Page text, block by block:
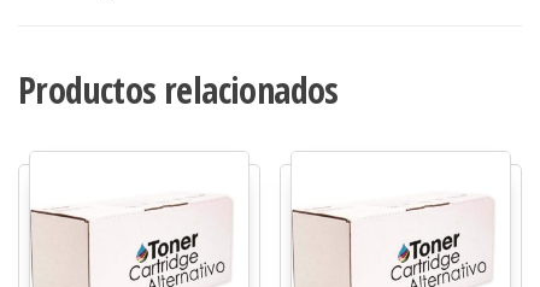
Productos relacionados